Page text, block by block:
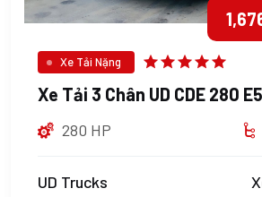
Xe Tải Nặng
Xe Tải 3 Chân UD CDE 280
280 HP
UD Trucks